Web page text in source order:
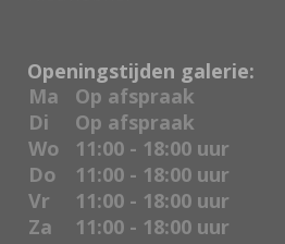
Openingstijden galerie:
Ma
Op afspraak
Di
Op afspraak
Wo
11:00 - 18:00 uur
Do
11:00 - 18:00 uur
Vr
11:00 - 18:00 uur
Za
11:00 - 18:00 uur